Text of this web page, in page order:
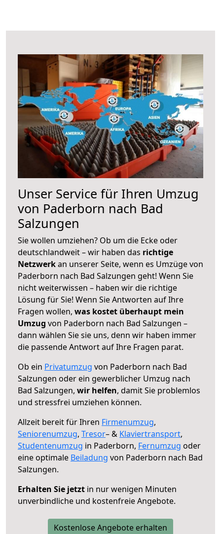
Unser Service für Ihren Umzug
von Paderborn nach Bad
Salzungen
Sie wollen umziehen? Ob um die Ecke oder
deutschlandweit – wir haben das richtige
Netzwerkan unserer Seite, wenn es Umzüge von
Paderborn nach Bad Salzungen geht! Wenn Sie
nicht weiterwissen – haben wir die richtige
Lösung für Sie! Wenn Sie Antworten auf Ihre
Fragen wollen, was kostet überhaupt mein
Umzug von Paderborn nach Bad Salzungen –
dann wählen Sie sie uns, denn wir haben immer
die passende Antwort auf Ihre Fragen parat.
Ob ein Privatumzug von Paderborn nach Bad
Salzungen oder ein gewerblicher Umzug nach
Bad Salzungen, wir helfen, damit Sie problemlos
und stressfrei umziehen können.
Allzeit bereit für Ihren Firmenumzug,
Seniorenumzug, Tresor– & Klaviertransport,
Studentenumzug in Paderborn, Fernumzug oder
eine optimale Beiladung von Paderborn nach Bad
Salzungen.
Erhalten Sie jetzt in nur wenigen Minuten
unverbindliche und kostenfreie Angebote.
Kostenlose Angebote erhalten